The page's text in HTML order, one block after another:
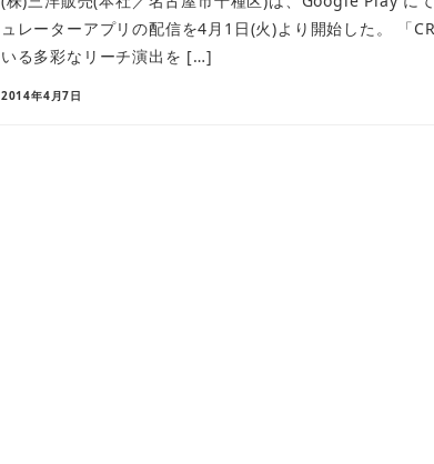
ュレーターアプリの配信を4月1日(火)より開始した。 「
いる多彩なリーチ演出を […]
2014年4月7日